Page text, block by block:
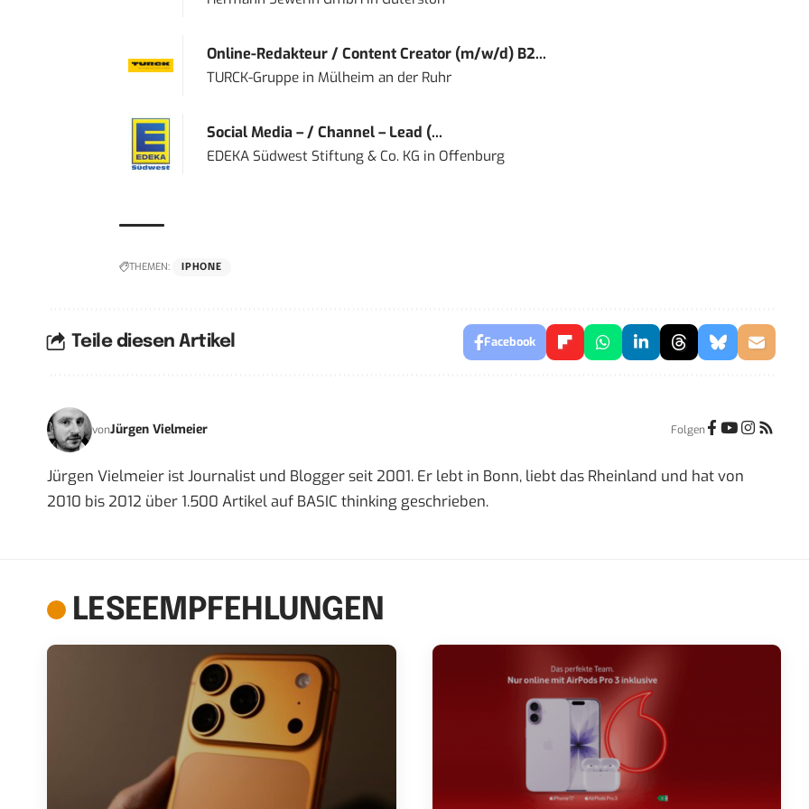
Online-Redakteur / Content Creator (m/w/d) B2...
TURCK-Gruppein Mülheim an der Ruhr
Social Media – / Channel – Lead (...
EDEKA Südwest Stiftung & Co. KG in Offenburg
THEMEN: IPHONE
Teile diesen Artikel Facebook
vonJürgen Vielmeier Folgen
Jürgen Vielmeier ist Journalist und Blogger seit 2001. Er lebt in Bonn, liebt das Rheinland und hat von
2010 bis 2012 über 1.500 Artikel auf BASIC thinking geschrieben.
LESEEMPFEHLUNGEN